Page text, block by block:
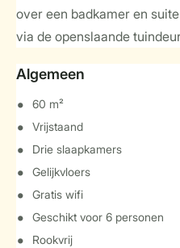
over een badkamer en
via de openslaande
Algemeen
60 m²
Vrijstaand
Drie slaapkamers
Gelijkvloers
Gratis wifi
Geschikt voor 6 personen
Rookvrij